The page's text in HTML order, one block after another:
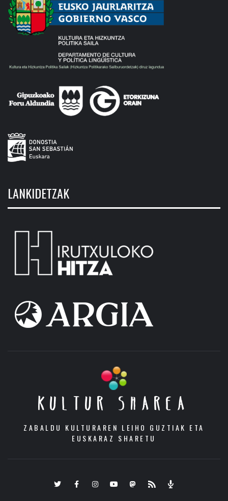
LANKIDETZAK
KULTUR SHAREA
ZABALDU KULTURAREN LEIHO GUZTIAK ETA
EUSKARAZ SHARETU
TwitterFacebookInstagramYoutubeMastodon.eus
RSS Podcast